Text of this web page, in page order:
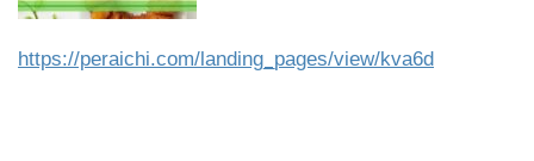
https://peraichi.com/landing_pages/view/kva6d